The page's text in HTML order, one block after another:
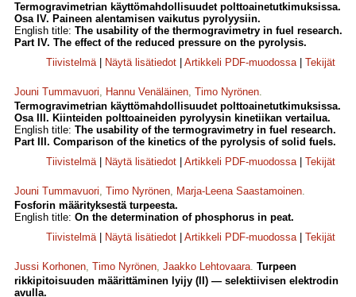
Termogravimetrian käyttömahdollisuudet polttoainetutkimuksissa.
Osa IV. Paineen alentamisen vaikutus pyrolyysiin.
English title: The usability of the thermogravimetry in fuel research.
Part IV. The effect of the reduced pressure on the pyrolysis.
Tiivistelmä| Näytä lisätiedot Artikkeli PDF-muodossa| Tekijät
Jouni Tummavuori, Hannu Venäläinen, Timo Nyrönen.
Termogravimetrian käyttömahdollisuudet polttoainetutkimuksissa.
Osa III. Kiinteiden polttoaineiden pyrolyysin kinetiikan vertailua.
English title: The usability of the termogravimetry in fuel research.
Part III. Comparison of the kinetics of the pyrolysis of solid fuels.
Tiivistelmä| Näytä lisätiedot Artikkeli PDF-muodossa| Tekijät
Jouni Tummavuori, Timo Nyrönen, Marja-Leena Saastamoinen.
Fosforin määrityksestä turpeesta.
English title: On the determination of phosphorus in peat.
Tiivistelmä| Näytä lisätiedot Artikkeli PDF-muodossa| Tekijät
Jussi Korhonen, Timo Nyrönen, Jaakko Lehtovaara. Turpeen
rikkipitoisuuden määrittäminen lyijy (II) — selektiivisen elektrodin
avulla.